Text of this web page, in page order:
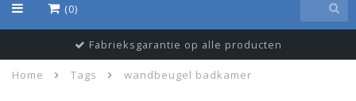
(0)
Fabrieksgarantie op alle producten
Home Tags wandbeugel badkamer